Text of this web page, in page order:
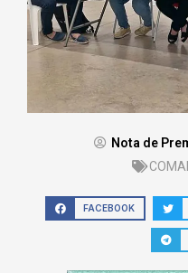
Nota de
FACEBOOK